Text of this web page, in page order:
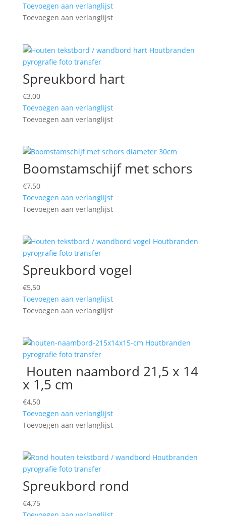
Toevoegen aan verlanglijst
Toevoegen aan verlanglijst
Spreukbord hart
€3,00
Toevoegen aan verlanglijst
Toevoegen aan verlanglijst
Boomstamschijf met schors
€7,50
Toevoegen aan verlanglijst
Toevoegen aan verlanglijst
Spreukbord vogel
€5,50
Toevoegen aan verlanglijst
Toevoegen aan verlanglijst
Houten naambord 21,5 x 14
x 1,5 cm
€4,50
Toevoegen aan verlanglijst
Toevoegen aan verlanglijst
Spreukbord rond
€4,75